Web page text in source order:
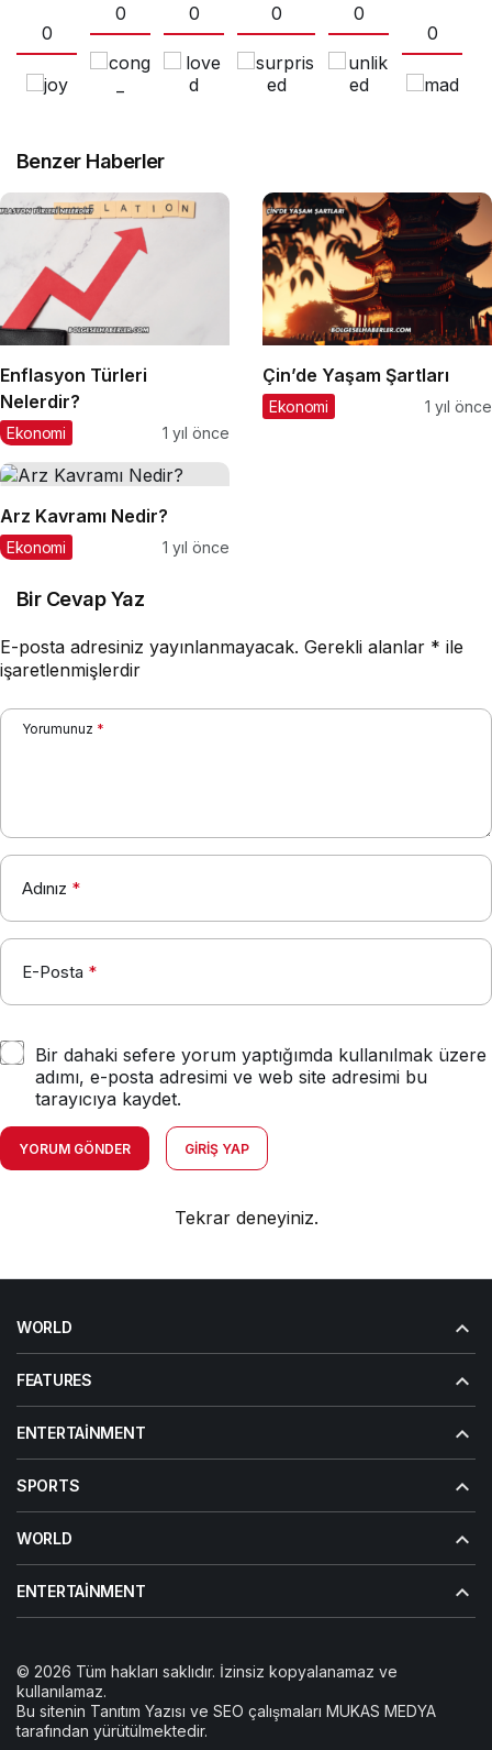
0
0 0 0
0
0
Benzer Haberler
Enflasyon Türleri
Nelerdir?
Ekonomi 1 yıl önce
Çin’de Yaşam Şartları
Ekonomi 1 yıl önce
Arz Kavramı Nedir?
Ekonomi 1 yıl önce
Bir Cevap Yaz
E-posta adresiniz yayınlanmayacak. Gerekli alanlar * ile
işaretlenmişlerdir
Yorumunuz *
Adınız *
E-Posta *
Bir dahaki sefere yorum yaptığımda kullanılmak üzere
adımı, e-posta adresimi ve web site adresimi bu
tarayıcıya kaydet.
YORUM GÖNDER GIRIŞ YAP
Tekrar deneyiniz.
WORLD
FEATURES
ENTERTAINMENT
SPORTS
WORLD
ENTERTAINMENT
© 2026 Tüm hakları saklıdır. İzinsiz kopyalanamaz ve
kullanılamaz.
Bu sitenin Tanıtım Yazısı ve SEO çalışmaları MUKAS MEDYA
tarafından yürütülmektedir.